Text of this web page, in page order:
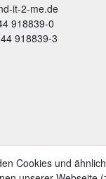
it-2-me.de
918839-0
918839-3
Cookies und